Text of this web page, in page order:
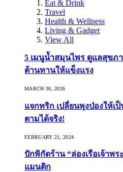
Eat & Drink
Travel
Health & Wellness
Living & Gadget
View All
5 เมนูน้ำสมุนไพร ดูแลสุขภ
ต้านทานให้แข็งแรง
MARCH 30, 2026
แจกทริก เปลี่ยนพุงป่องให้เ
ตามได้จริง!
FEBRUARY 21, 2024
ปักพิกัดร้าน “ล่องเรือเจ้าพ
แมนติก